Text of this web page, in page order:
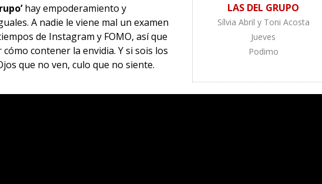
LAS DEL GRUPO
Sílvia Abril y Toni Acosta
Jueves
Podimo
hay empoderamiento y
A nadie le viene mal un examen
de Instagram y FOMO, así que
contener la envidia. Y si sois los
que no ven, culo que no siente.